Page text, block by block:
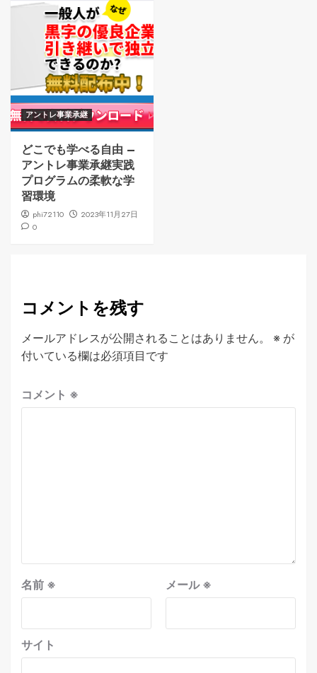
アントレ事業承継
どこでも学べる自由 –
アントレ事業承継実践
プログラムの柔軟な学
習環境
phi72110
2023年11月27日
0
コメントを残す
メールアドレスが公開されることはありません。 ※ が
付いている欄は必須項目です
コメント ※
名前 ※ メール※
サイト